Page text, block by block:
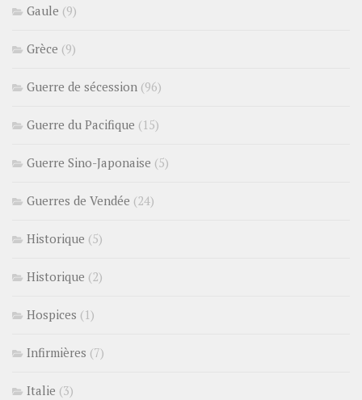
Gaule (9)
Grèce (9)
Guerre de sécession (96)
Guerre du Pacifique (15)
Guerre Sino-Japonaise (5)
Guerres de Vendée (24)
Historique (5)
Historique (2)
Hospices (1)
Infirmières (7)
Italie (3)